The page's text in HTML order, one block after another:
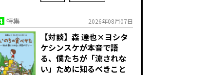
特集 2026年08月07日
【対談】森 達也×ヨシタ
ケシンスケが本音で語
る、僕たちが「流されな
い」ために知るべきこと